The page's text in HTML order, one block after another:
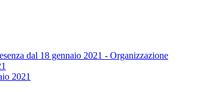
dal 18 gennaio 2021 - Organizzazione
2021